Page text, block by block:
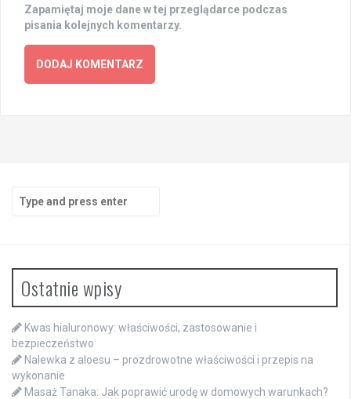
Zapamiętaj moje dane w tej przeglądarce podczas
pisania kolejnych komentarzy.
for:
Ostatnie wpisy
Kwas hialuronowy: właściwości, zastosowanie i
bezpieczeństwo
Nalewka z aloesu – prozdrowotne właściwości i przepis na
wykonanie
Masaż Tanaka: Jak poprawić urodę w domowych warunkach?